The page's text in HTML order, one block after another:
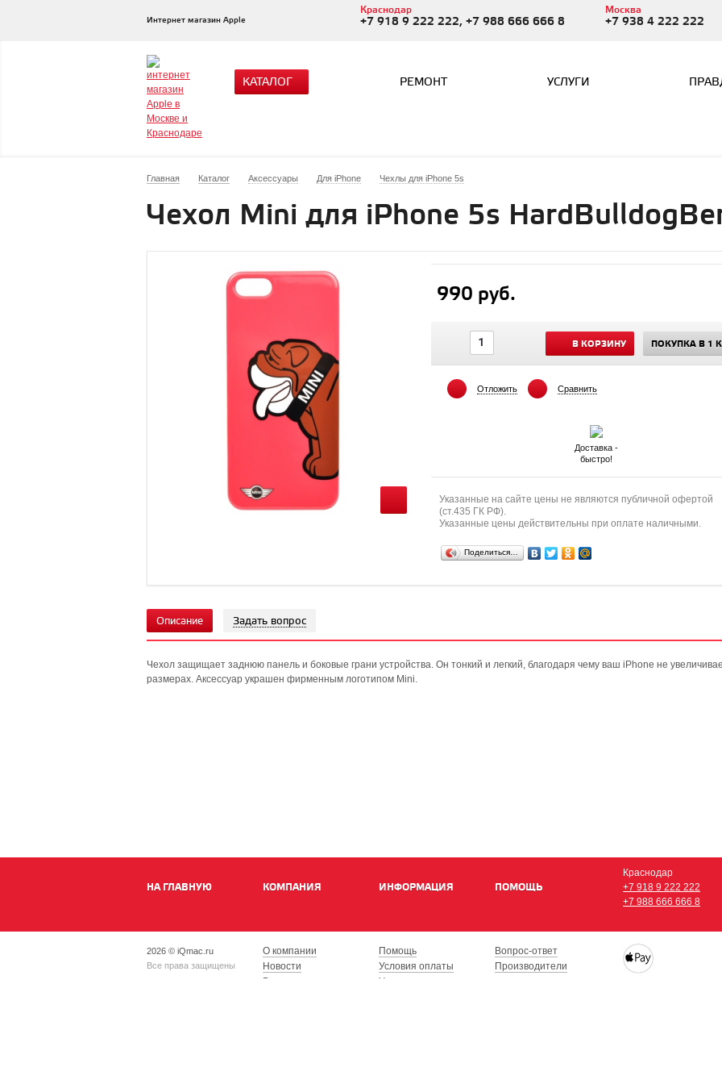
Интернет магазин Apple
Краснодар
+7 918 9 222 222, +7 988 666 666 8
Москва
+7 938 4 222 222
КАТАЛОГ РЕМОНТ УСЛУГИ
Главная Каталог Аксессуары Для iPhone Чехлы для iPhone 5s
Чехол Mini для iPhone 5s
990 руб.
В КОРЗИНУ ПОКУПКА В 1
Отложить Сравнить
Доставка -
быстро!
Указанные на сайте цены не являются публичной офертой
(ст.435 ГК РФ).
Указанные цены действительны при оплате наличными.
Поделиться…
Описание Задать вопрос
Чехол защищает заднюю панель и боковые грани устройства. Он тонкий и легкий, благодаря чему ваш iPhone не
размерах. Аксессуар украшен фирменным логотипом Mini.
НА ГЛАВНУЮ КОМПАНИЯ ИНФОРМАЦИЯ ПОМОЩЬ
Краснодар
+7 918 9 222 222
+7 988 666 666 8
2026 © iQmac.ru
Все права защищены
О компании
Новости
Вакансии
Помощь
Условия оплаты
Условия доставки
Вопрос-ответ
Производители